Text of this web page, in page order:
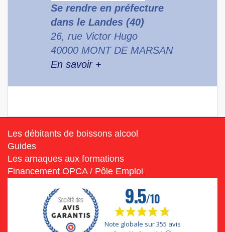
Se rendre en préfecture
dans le Landes (40)
26, rue Victor Hugo
40000 MONT DE MARSAN
En savoir +
Les débitants de boissons alcool
Guides
Les arnaques aux formations
Financement OPCA / Pôle Emploi